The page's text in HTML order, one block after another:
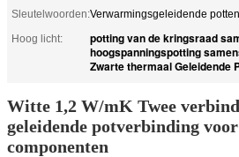
Sleutelwoorden:Verwarmingsgeleidende potten
Hoog licht:
potting van de kringsraad
hoogspanningspotting
Zwarte thermaal Geleidende
Witte 1,2 W/mK Twee
geleidende potverbinding
componenten